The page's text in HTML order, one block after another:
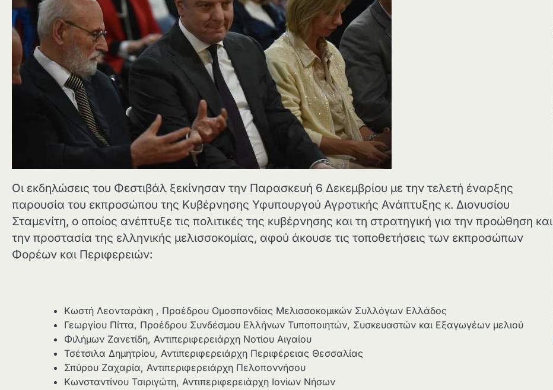
Οι εκδηλώσεις του Φεστιβάλ ξεκίνησαν την Παρασκευή 6 Δεκεμβρίου με την τελετή έναρξης
παρουσία του εκπροσώπου της Κυβέρνησης Υφυπουργού Αγροτικής Ανάπτυξης κ. Διονυσίου
Σταμενίτη, ο οποίος ανέπτυξε τις πολιτικές της κυβέρνησης και τη στρατηγική για την προώθηση και
την προστασία της ελληνικής μελισσοκομίας, αφού άκουσε τις τοποθετήσεις των εκπροσώπων
Φορέων και Περιφερειών:
Κωστή Λεονταράκη , Προέδρου Ομοσπονδίας Μελισσοκομικών Συλλόγων Ελλάδος
Γεωργίου Πίττα, Προέδρου Συνδέσμου Ελλήνων Τυποποιητών, Συσκευαστών και Εξαγωγέων μελιού
Φιλήμων Ζανετίδη, Αντιπεριφερειάρχη Νοτίου Αιγαίου
Τσέτσιλα Δημητρίου, Αντιπεριφερειάρχη Περιφέρειας Θεσσαλίας
Σπύρου Ζαχαρία, Αντιπεριφερειάρχη Πελοποννήσου
Κωνσταντίνου Τσιριγώτη, Αντιπεριφερειάρχη Ιονίων Νήσων